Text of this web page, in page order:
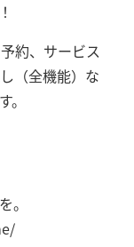
約、サービス
（全機能）な
。